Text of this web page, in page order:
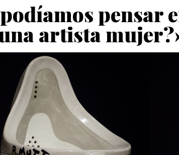
pensar
artista